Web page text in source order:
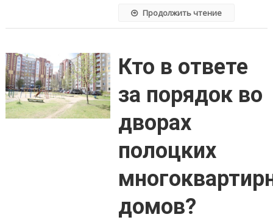
Продолжить чтение
Кто в ответе
за порядок во
дворах
полоцких
домов?